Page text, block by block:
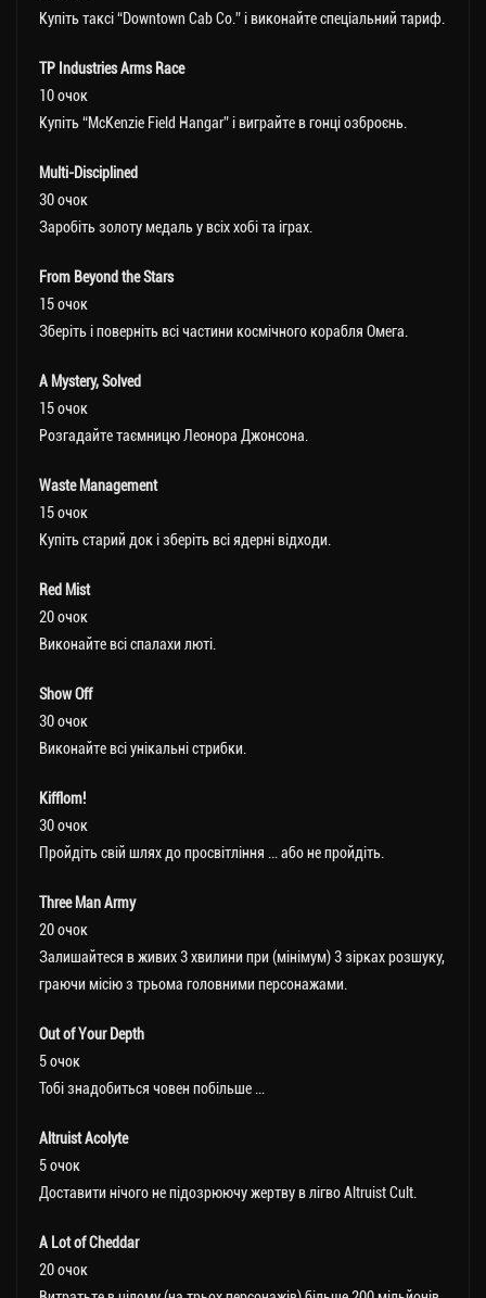
Купіть таксі “Downtown Cab Co.” і виконайте спеціальний тариф.
TP Industries Arms Race
10 очок
Купіть “McKenzie Field Hangar” і виграйте в гонці озброєнь.
Multi-Disciplined
30 очок
Заробіть золоту медаль у всіх хобі та іграх.
From Beyond the Stars
15 очок
Зберіть і поверніть всі частини космічного корабля Омега.
A Mystery, Solved
15 очок
Розгадайте таємницю Леонора Джонсона.
Waste Management
15 очок
Купіть старий док і зберіть всі ядерні відходи.
Red Mist
20 очок
Виконайте всі спалахи люті.
Show Off
30 очок
Виконайте всі унікальні стрибки.
Kifflom!
30 очок
Пройдіть свій шлях до просвітління … або не пройдіть.
Three Man Army
20 очок
Залишайтеся в живих 3 хвилини при (мінімум) 3 зірках розшуку,
граючи місію з трьома головними персонажами.
Out of Your Depth
5 очок
Тобі знадобиться човен побільше …
Altruist Acolyte
5 очок
Доставити нічого не підозрюючу жертву в лігво Altruist Cult.
A Lot of Cheddar
20 очок